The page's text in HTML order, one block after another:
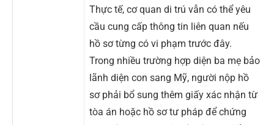
Thực tế, cơ quan di trú vẫn có thể yêu
cầu cung cấp thông tin liên quan nếu
hồ sơ từng có vi phạm trước đây.
Trong nhiều trường hợp diện ba mẹ bảo
lãnh diện con sang Mỹ, người nộp hồ
sơ phải bổ sung thêm giấy xác nhận từ
tòa án hoặc hồ sơ tư pháp để chứng